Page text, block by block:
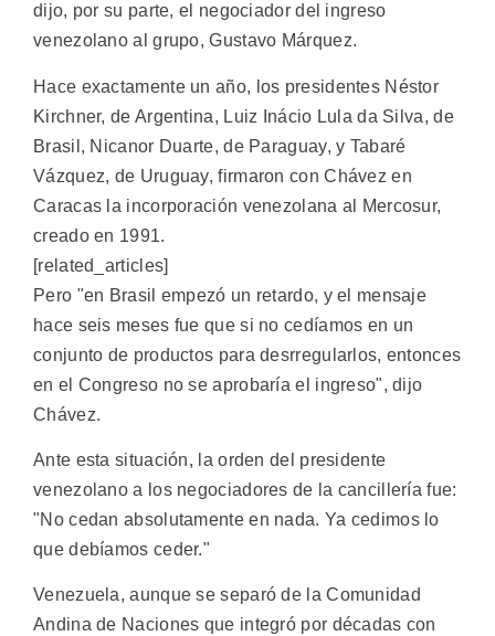
dijo, por su parte, el negociador del ingreso
venezolano al grupo, Gustavo Márquez.
Hace exactamente un año, los presidentes Néstor
Kirchner, de Argentina, Luiz Inácio Lula da Silva, de
Brasil, Nicanor Duarte, de Paraguay, y Tabaré
Vázquez, de Uruguay, firmaron con Chávez en
Caracas la incorporación venezolana al Mercosur,
creado en 1991.
[related_articles]
Pero "en Brasil empezó un retardo, y el mensaje
hace seis meses fue que si no cedíamos en un
conjunto de productos para desrregularlos, entonces
en el Congreso no se aprobaría el ingreso", dijo
Chávez.
Ante esta situación, la orden del presidente
venezolano a los negociadores de la cancillería fue:
"No cedan absolutamente en nada. Ya cedimos lo
que debíamos ceder."
Venezuela, aunque se separó de la Comunidad
Andina de Naciones que integró por décadas con